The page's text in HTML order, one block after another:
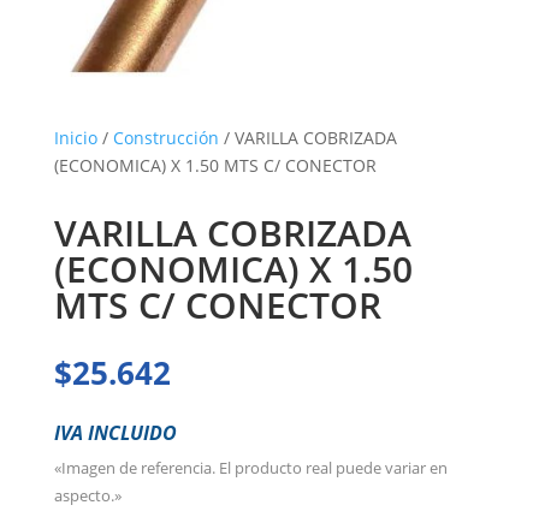
Inicio/ Construcción / VARILLA COBRIZADA
(ECONOMICA) X 1.50 MTS C/ CONECTOR
VARILLA COBRIZADA
(ECONOMICA) X 1.50
MTS C/ CONECTOR
$25.642
IVA INCLUIDO
«Imagen de referencia. El producto real puede variar en
aspecto.»